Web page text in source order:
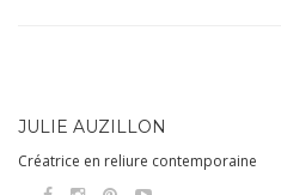
JULIE AUZILLON
Créatrice en reliure contemporaine